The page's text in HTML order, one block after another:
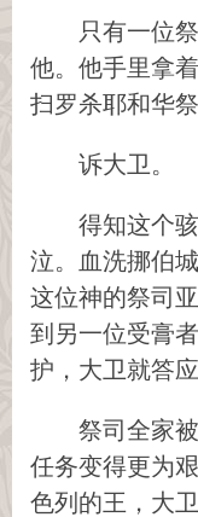
只有一位
他。他手里拿
扫罗杀耶和华
诉大卫。
得知这个
泣。血洗挪伯
这位神的祭司
到另一位受膏
护，大卫就答
祭司全家
任务变得更为
色列的王，大